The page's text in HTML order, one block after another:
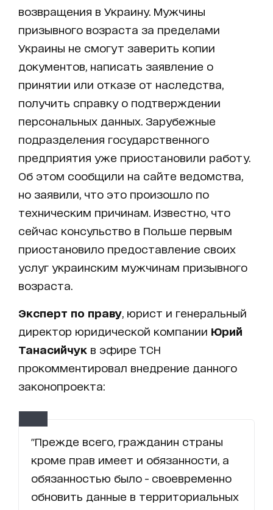
возвращения в Украину. Мужчины
призывного возраста за пределами
Украины не смогут заверить копии
документов, написать заявление о
принятии или отказе от наследства,
получить справку о подтверждении
персональных данных. Зарубежные
подразделения государственного
предприятия уже приостановили работу.
Об этом сообщили на сайте ведомства,
но заявили, что это произошло по
техническим причинам. Известно, что
сейчас консульство в Польше первым
приостановило предоставление своих
услуг украинским мужчинам призывного
возраста.
Эксперт по праву , юрист и генеральный
директор юридической компании Юрий
Танасийчук в эфире ТСН
прокомментировал внедрение данного
законопроекта:
"Прежде всего, гражданин страны
кроме прав имеет и обязанности, а
обязанностью было - своевременно
обновить данные в территориальных